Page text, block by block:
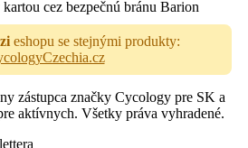
eshopu se stejnými produkty:
zástupca značky Cycology pre SK a
aktívnych. Všetky práva vyhradené.